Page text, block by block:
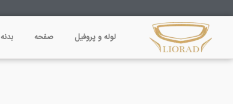
لوله و پروفیل صفحه